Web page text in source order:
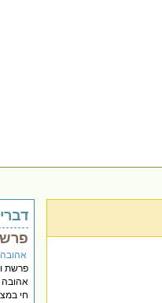
אהובה
פרשת
אהובה
חי